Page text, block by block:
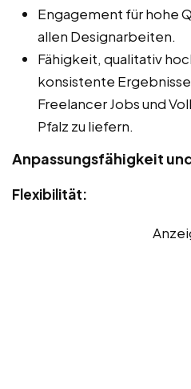
Engagement für hohe
allen Designarbeiten.
Fähigkeit, qualitativ
konsistente
Freelancer Jobs und
Pfalz zu liefern.
Anpassungsfähigkeit
Flexibilität: